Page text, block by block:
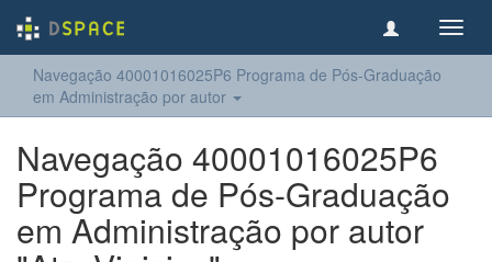
Navegação 40001016025P6 Programa de Pós-Graduação
em Administração por autor
Navegação 40001016025P6
Programa de Pós-Graduação
em Administração por autor